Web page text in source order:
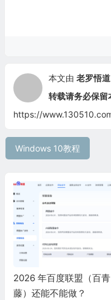
本文由 老罗悟道
转载请务必保留
https://
Windows 10教程
2026 年百度联盟（百青
藤）还能不能做？